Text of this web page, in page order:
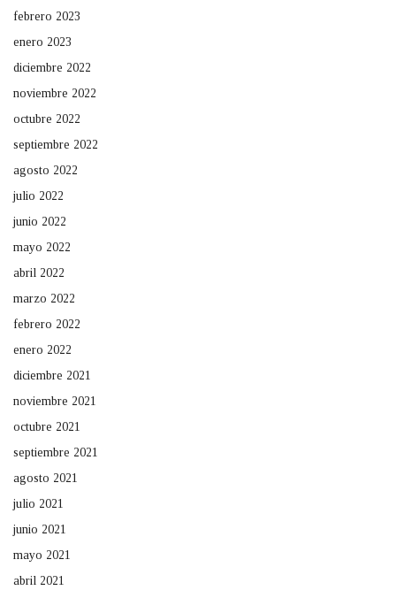
febrero 2023
enero 2023
diciembre 2022
noviembre 2022
octubre 2022
septiembre 2022
agosto 2022
julio 2022
junio 2022
mayo 2022
abril 2022
marzo 2022
febrero 2022
enero 2022
diciembre 2021
noviembre 2021
octubre 2021
septiembre 2021
agosto 2021
julio 2021
junio 2021
mayo 2021
abril 2021